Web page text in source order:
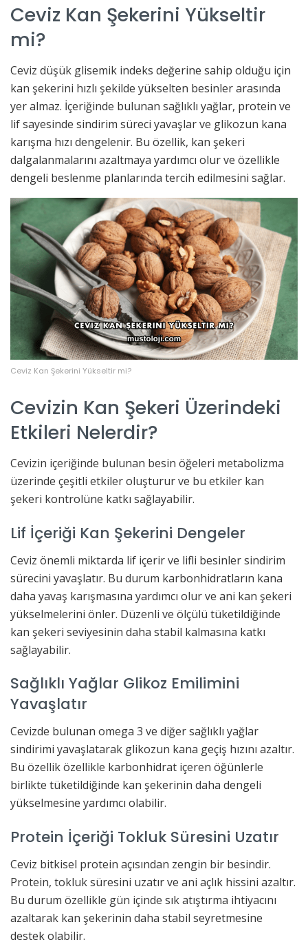
Ceviz Kan Şekerini Yükseltir
mi?
Ceviz düşük glisemik indeks değerine sahip olduğu için
kan şekerini hızlı şekilde yükselten besinler arasında
yer almaz. İçeriğinde bulunan sağlıklı yağlar, protein ve
lif sayesinde sindirim süreci yavaşlar ve glikozun kana
karışma hızı dengelenir. Bu özellik, kan şekeri
dalgalanmalarını azaltmaya yardımcı olur ve özellikle
dengeli beslenme planlarında tercih edilmesini sağlar.
Ceviz Kan Şekerini Yükseltir mi?
Cevizin Kan Şekeri Üzerindeki
Etkileri Nelerdir?
Cevizin içeriğinde bulunan besin öğeleri metabolizma
üzerinde çeşitli etkiler oluşturur ve bu etkiler kan
şekeri kontrolüne katkı sağlayabilir.
Lif İçeriği Kan Şekerini Dengeler
Ceviz önemli miktarda lif içerir ve lifli besinler sindirim
sürecini yavaşlatır. Bu durum karbonhidratların kana
daha yavaş karışmasına yardımcı olur ve ani kan şekeri
yükselmelerini önler. Düzenli ve ölçülü tüketildiğinde
kan şekeri seviyesinin daha stabil kalmasına katkı
sağlayabilir.
Sağlıklı Yağlar Glikoz Emilimini
Yavaşlatır
Cevizde bulunan omega 3 ve diğer sağlıklı yağlar
sindirimi yavaşlatarak glikozun kana geçiş hızını azaltır.
Bu özellik özellikle karbonhidrat içeren öğünlerle
birlikte tüketildiğinde kan şekerinin daha dengeli
yükselmesine yardımcı olabilir.
Protein İçeriği Tokluk Süresini Uzatır
Ceviz bitkisel protein açısından zengin bir besindir.
Protein, tokluk süresini uzatır ve ani açlık hissini azaltır.
Bu durum özellikle gün içinde sık atıştırma ihtiyacını
azaltarak kan şekerinin daha stabil seyretmesine
destek olabilir.